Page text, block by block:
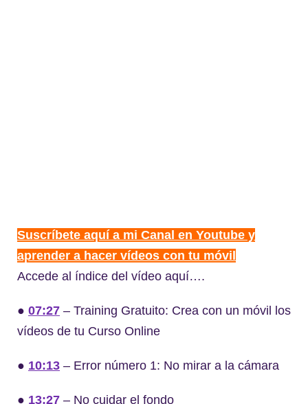
Suscríbete aquí a mi Canal en Youtube y
aprender a hacer vídeos con tu móvil
Accede al índice del vídeo aquí….
● 07:27 – Training Gratuito: Crea con un móvil los
vídeos de tu Curso Online
● 10:13 – Error número 1: No mirar a la cámara
● 13:27 – No cuidar el fondo